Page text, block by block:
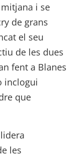
i se
de grans
el seu
de les dues
fent a Blanes
inclogui
que
les